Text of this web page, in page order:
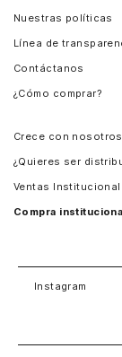
Nuestras políticas
Línea de
Contáctanos
¿Cómo comprar?
Crece con nosotros
¿Quieres ser
Ventas
Compra
Instagram